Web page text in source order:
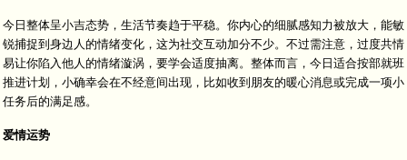
今日整体呈小吉态势，生活节奏趋于平稳。你内心的细腻感知力被放大，能敏
锐捕捉到身边人的情绪变化，这为社交互动加分不少。不过需注意，过度共情
易让你陷入他人的情绪漩涡，要学会适度抽离。整体而言，今日适合按部就班
推进计划，小确幸会在不经意间出现，比如收到朋友的暖心消息或完成一项小
任务后的满足感。
爱情运势